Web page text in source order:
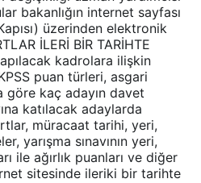
bakanlığın internet sayfası
üzerinden elektronik
İLERİ BİR TARİHTE
kadrolara ilişkin
puan türleri, asgari
göre kaç adayın davet
katılacak adaylarda
müracaat tarihi, yeri,
yarışma sınavının yeri,
ile ağırlık puanları ve diğer
sitesinde ileriki bir tarihte